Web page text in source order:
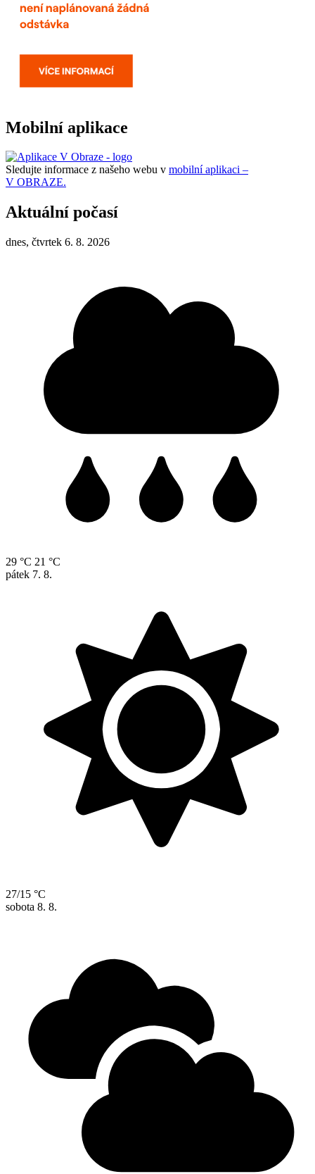
Mobilní aplikace
Sledujte informace z našeho webu v mobilní aplikaci –
V OBRAZE.
Aktuální počasí
dnes, čtvrtek 6. 8. 2026
29 °C 21 °C
pátek 7. 8.
27/15 °C
sobota 8. 8.